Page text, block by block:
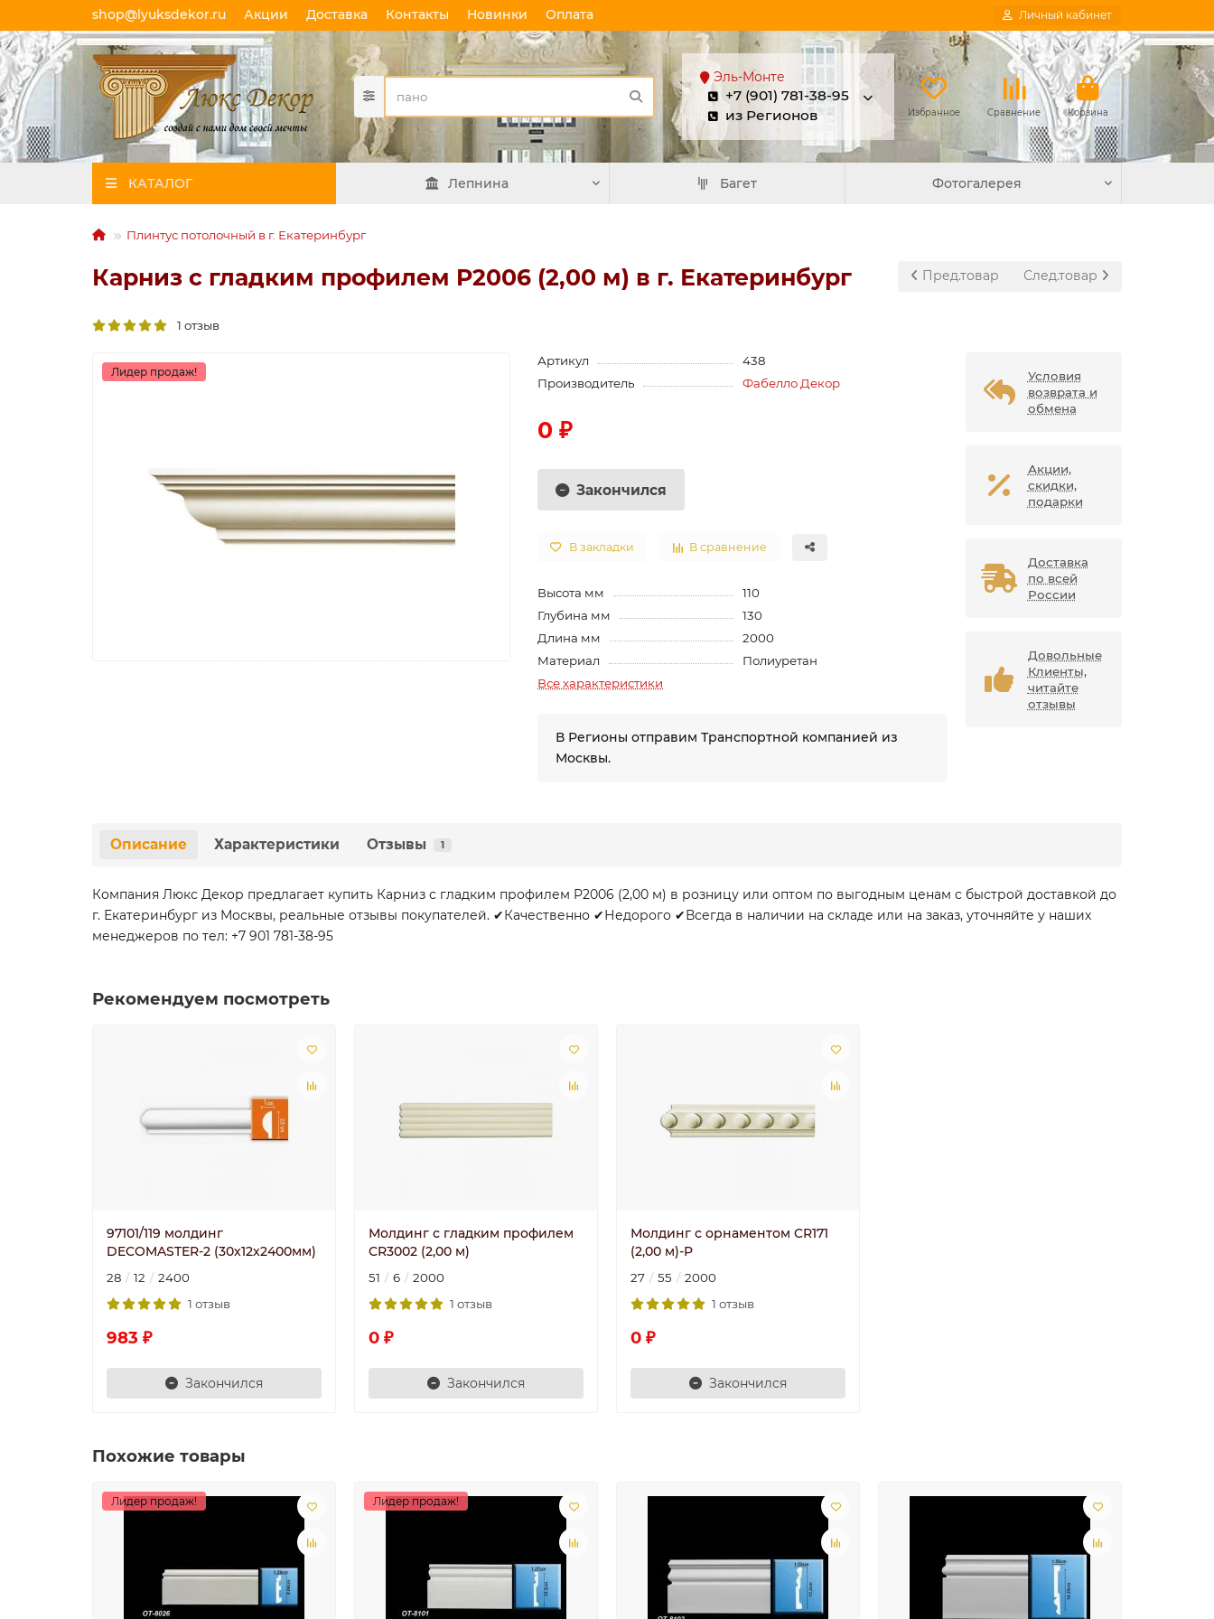
shop@lyuksdekor.ru Акции Доставка Контакты Новинки Оплата Личный кабинет
Эль-Монте
+7 (901) 781-38-95
из Регионов
Избранное Сравнение Корзина
КАТАЛОГ Лепнина Багет Фотогалерея
Плинтус потолочный в г. Екатеринбург
Пред.товар След.товар
Карниз с гладким профилем P2006 (2,00 м) в г. Екатеринбург
1 отзыв
Лидер продаж!
Артикул
438
Производитель
Фабелло Декор
0 ₽
Закончился
В закладки В сравнение
Высота мм
110
Глубина мм
130
Длина мм
2000
Материал
Полиуретан
Все характеристики
В Регионы отправим Транспортной компанией из
Москвы.
Условия
возврата и
обмена
Акции,
скидки,
подарки
Доставка
по всей
России
Довольные
Клиенты,
читайте
отзывы
Описание Характеристики Отзывы 1
Компания Люкс Декор предлагает купить Карниз с гладким профилем P2006 (2,00 м) в розницу или оптом по выгодным ценам с быстрой доставкой до
г. Екатеринбург из Москвы, реальные отзывы покупателей. ✔Качественно ✔Недорого ✔Всегда в наличии на складе или на заказ, уточняйте у наших
менеджеров по тел: +7 901 781-38-95
Рекомендуем посмотреть
97101/119 молдинг
DECOMASTER-2 (30x12x2400мм)
28 12
2400
1 отзыв
983 ₽
Закончился
Молдинг с гладким профилем
CR3002 (2,00 м)
51 6
2000
1 отзыв
0 ₽
Закончился
Молдинг с орнаментом CR171
(2,00 м)-P
27 55
2000
1 отзыв
0 ₽
Закончился
Похожие товары
Лидер продаж! Лидер продаж!